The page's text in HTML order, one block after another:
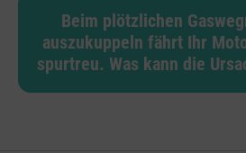
Beim plötzlichen
auszukuppeln fährt Ihr
spurtreu. Was kann die